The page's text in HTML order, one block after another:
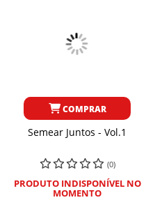
COMPRAR
Semear Juntos - Vol.1
(0)
PRODUTO INDISPONÍVEL NO
MOMENTO